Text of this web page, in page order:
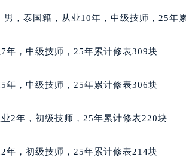
延吉市解放路雅典售后服务中心（需提前
平山区胜利路雅典售后服务中心（需提前预
振兴区七经街雅典售后服务中心（需提前预
海州区解放大街雅典售后服务中心（需提前
古塔区中央大街雅典售后服务中心（需提
男，泰国籍，从业10年，中级技师，25年
年，中级技师，25年累计修表309块
年，中级技师，25年累计修表306块
2年，初级技师，25年累计修表220块
年，初级技师，25年累计修表214块